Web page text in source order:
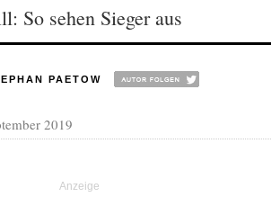
So sehen Sieger aus
PAETOW
2019